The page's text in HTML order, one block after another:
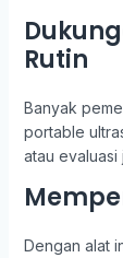
Rutin
Banyak
portable
atau evaluasi
Dengan alat